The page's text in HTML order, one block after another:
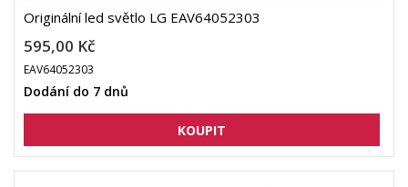
Originální led světlo LG EAV64052303
595,00 Kč
EAV64052303
Dodání do 7 dnů